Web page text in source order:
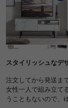
スタイリッシュなデ
注文してから発送ま
女性一人で組み立て
うこともないので、